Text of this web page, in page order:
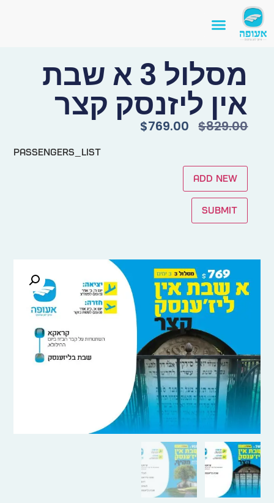
מסלול 3 א שבת
אין ליזנסק קצר
$829.00
$769.00
passengers_list
Add new
Submit